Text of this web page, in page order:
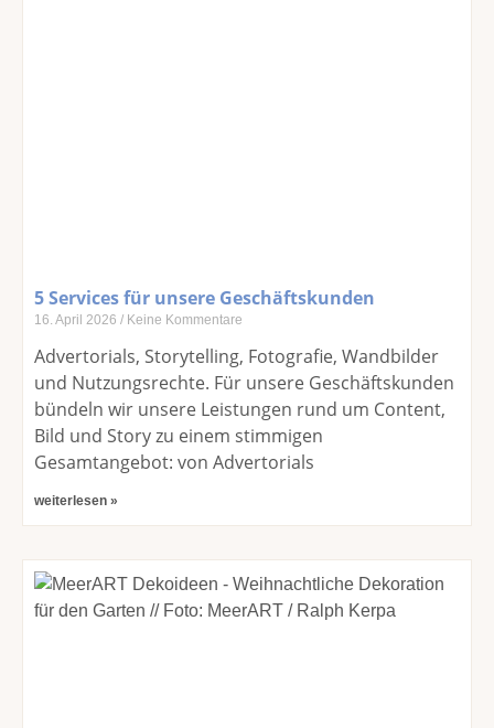
5 Services für unsere Geschäftskunden
16. April 2026 Keine Kommentare
Advertorials, Storytelling, Fotografie, Wandbilder
und Nutzungsrechte. Für unsere Geschäftskunden
bündeln wir unsere Leistungen rund um Content,
Bild und Story zu einem stimmigen
Gesamtangebot: von Advertorials
weiterlesen »